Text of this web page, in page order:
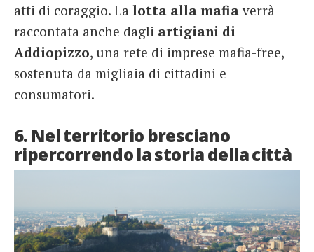
atti di coraggio. La lotta alla mafia verrà
raccontata anche dagli artigiani di
Addiopizzo, una rete di imprese mafia-free,
sostenuta da migliaia di cittadini e
consumatori.
6. Nel territorio bresciano
ripercorrendo la storia della città